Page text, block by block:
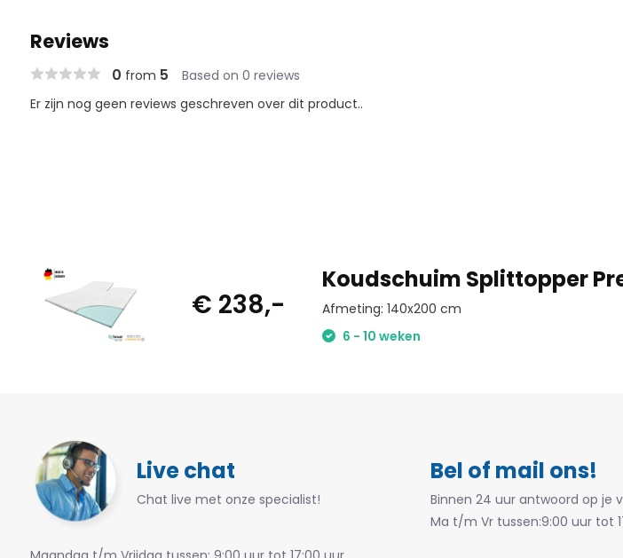
Reviews
0 from 5 Based on 0 reviews
Er zijn nog geen reviews geschreven over dit product..
€ 238,-
Koudschuim Splittopper
Afmeting: 140x200 cm
6 - 10 weken
Live chat
Chat live met onze specialist!
Bel of mail ons!
Binnen 24 uur antwoord op je
Ma t/m Vr tussen:9:00 uur tot